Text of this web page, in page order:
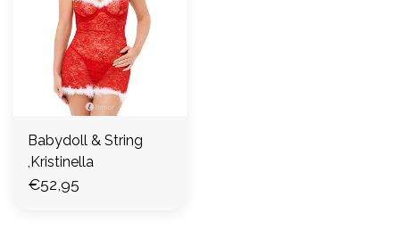
Babydoll & String
,Kristinella
€52,95